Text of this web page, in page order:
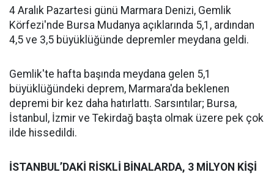
4 Aralık Pazartesi günü Marmara Denizi, Gemlik
Körfezi'nde Bursa Mudanya açıklarında 5,1, ardından
4,5 ve 3,5 büyüklüğünde depremler meydana geldi.
Gemlik'te hafta başında meydana gelen 5,1
büyüklüğündeki deprem, Marmara'da beklenen
depremi bir kez daha hatırlattı. Sarsıntılar; Bursa,
İstanbul, İzmir ve Tekirdağ başta olmak üzere pek çok
ilde hissedildi.
İSTANBUL’DAKİ RİSKLİ BİNALARDA, 3 MİLYON KİŞİ